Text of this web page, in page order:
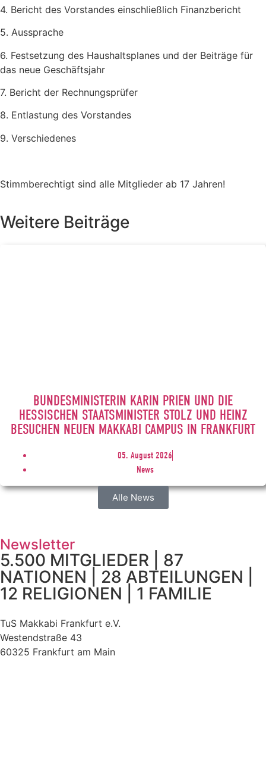
4. Bericht des Vorstandes einschließlich Finanzbericht
5. Aussprache
6. Festsetzung des Haushaltsplanes und der Beiträge für
das neue Geschäftsjahr
7. Bericht der Rechnungsprüfer
8. Entlastung des Vorstandes
9. Verschiedenes
Stimmberechtigt sind alle Mitglieder ab 17 Jahren!
Weitere Beiträge
BUNDESMINISTERIN KARIN PRIEN UND DIE
HESSISCHEN STAATSMINISTER STOLZ UND HEINZ
BESUCHEN NEUEN MAKKABI CAMPUS IN FRANKFURT
05. August 2026
News
Alle News
Newsletter
5.500 MITGLIEDER | 87
NATIONEN | 28 ABTEILUNGEN |
12 RELIGIONEN | 1 FAMILIE
TuS Makkabi Frankfurt e.V.
Westendstraße 43
60325 Frankfurt am Main